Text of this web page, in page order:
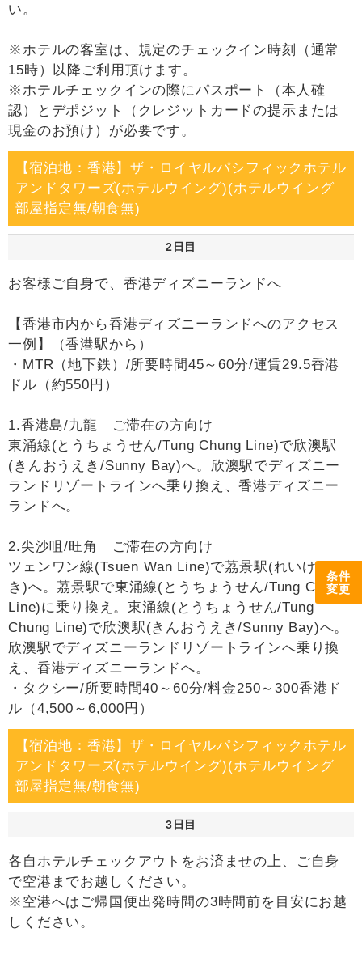
条件
変更
い。
※ホテルの客室は、規定のチェックイン時刻（通常
15時）以降ご利用頂けます。
※ホテルチェックインの際にパスポート（本人確
認）とデポジット（クレジットカードの提示または
現金のお預け）が必要です。
【宿泊地：香港】ザ・ロイヤルパシフィックホテル
アンドタワーズ(ホテルウイング)(ホテルウイング
部屋指定無/朝食無)
2日目
お客様ご自身で、香港ディズニーランドへ
【香港市内から香港ディズニーランドへのアクセス
一例】（香港駅から）
・MTR（地下鉄）/所要時間45～60分/運賃29.5香港
ドル（約550円）
1.香港島/九龍 ご滞在の方向け
東涌線(とうちょうせん/Tung Chung Line)で欣澳駅
(きんおうえき/Sunny Bay)へ。欣澳駅でディズニー
ランドリゾートラインへ乗り換え、香港ディズニー
ランドへ。
2.尖沙咀/旺角 ご滞在の方向け
ツェンワン線(Tsuen Wan Line)で茘景駅(れいけいえ
き)へ。茘景駅で東涌線(とうちょうせん/Tung Chung
Line)に乗り換え。東涌線(とうちょうせん/Tung
Chung Line)で欣澳駅(きんおうえき/Sunny Bay)へ。
欣澳駅でディズニーランドリゾートラインへ乗り換
え、香港ディズニーランドへ。
・タクシー/所要時間40～60分/料金250～300香港ド
ル（4,500～6,000円）
【宿泊地：香港】ザ・ロイヤルパシフィックホテル
アンドタワーズ(ホテルウイング)(ホテルウイング
部屋指定無/朝食無)
3日目
各自ホテルチェックアウトをお済ませの上、ご自身
で空港までお越しください。
※空港へはご帰国便出発時間の3時間前を目安にお越
しください。